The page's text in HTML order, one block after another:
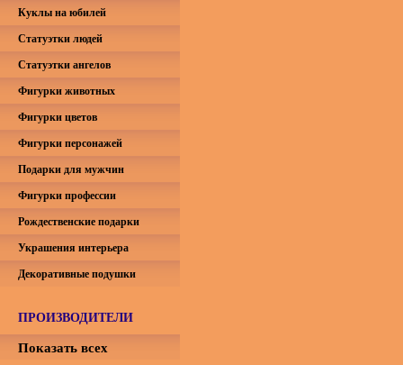
Куклы на юбилей
Статуэтки людей
Статуэтки ангелов
Фигурки животных
Фигурки цветов
Фигурки персонажей
Подарки для мужчин
Фигурки профессии
Рождественские подарки
Украшения интерьера
Декоративные подушки
ПРОИЗВОДИТЕЛИ
Показать всех